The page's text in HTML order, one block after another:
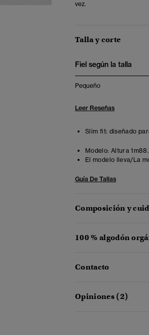
vez.
Talla y corte
Fiel según la talla
Pequeño
Leer Reseñas
Slim fit: diseñado
Modelo: Altura
El modelo lleva/La
Guía De Tallas
Composición y
100 % algodón
Contacto
Opiniones (2)